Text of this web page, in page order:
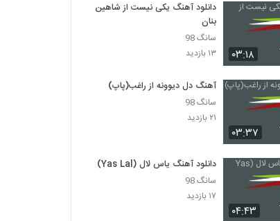
دانلود آهنگ بارون عشق از امیر سینکی
مانی امینی آهنگ تب و تاب
۵۰۳ بازدید
دانلود آهنگ بی احساس از مانی عباسی
مامبو بند آهنگ مثل تو نیست
۵۲۷ بازدید
۰۳:۱۸
دانلود آهنگ یکی نیست از شاهین
بنان
سانگ 98
۱۳ بازدید
۰۳:۳۷
آهنگ دل دیوونه از راغب(پاپ)
سانگ 98
۲۱ بازدید
۰۴:۴۳
دانلود آهنگ یاس لال (Yas Lal)
سانگ 98
۱۷ بازدید